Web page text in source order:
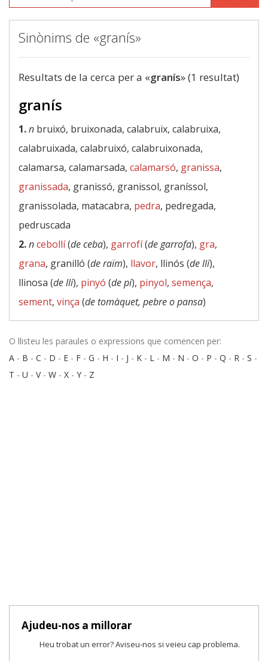
Sinònims de «granís»
Resultats de la cerca per a «granís» (1 resultat)
granís
1.n bruixó, bruixonada, calabruix, calabruixa,
calabruixada, calabruixó, calabruixonada,
calamarsa, calamarsada, calamarsó, granissa,
granissada, granissó, granissol, graníssol,
granissolada, matacabra, pedra, pedregada,
pedruscada
2.ncebollí(de ceba), garrofí(de garrofa), gra,
grana, granilló (de raïm), llavor, llinós (de lli),
llinosa (de lli), pinyó (de pi), pinyol, semença,
sement, vinça (de tomàquet, pebre o pansa)
O llisteu les paraules o expressions que comencen per:
A - B - C - D - E - F - G - H - I - J - K - L - M - N - O - P - Q - R - S -
T - U - V- W - X - Y - Z
Ajudeu-nos a millorar
Heu trobat un error? Aviseu-nos si veieu cap problema.